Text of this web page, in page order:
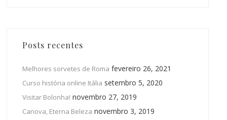
Posts recentes
Melhores sorvetes de Roma fevereiro 26, 2021
Curso história online Itália setembro 5, 2020
Visitar Bolonha! novembro 27, 2019
Canova, Eterna Beleza novembro 3, 2019